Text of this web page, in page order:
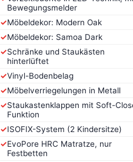
Bewegungsmelder
✓Möbeldekor: Modern Oak
✓Möbeldekor: Samoa Dark
✓Schränke und Staukästen
hinterlüftet
✓Vinyl-Bodenbelag
✓Möbelverriegelungen in Metall
✓Staukastenklappen mit Soft-
Funktion
✓ISOFIX-System (2 Kindersitze)
✓EvoPore HRC Matratze, nur
Festbetten